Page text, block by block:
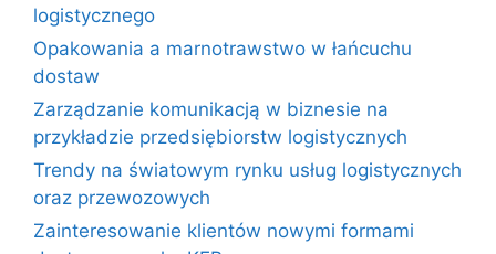
logistycznego
Opakowania a marnotrawstwo w łańcuchu
dostaw
Zarządzanie komunikacją w biznesie na
przykładzie przedsiębiorstw logistycznych
Trendy na światowym rynku usług logistycznych
oraz przewozowych
Zainteresowanie klientów nowymi formami